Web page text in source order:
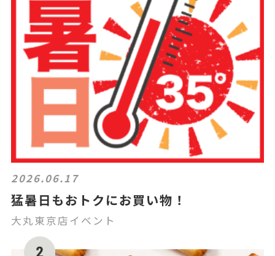
2026.06.17
猛暑日もおトクにお買い物！
大丸東京店イベント